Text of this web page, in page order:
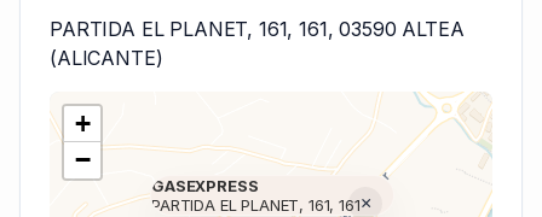
PARTIDA EL PLANET, 161, 161, 03590 ALTEA
(ALICANTE)
GASEXPRESS
PARTIDA EL PLANET, 161, 161×
+
−